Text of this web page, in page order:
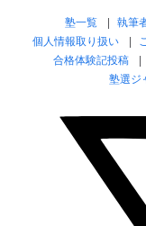
塾一覧 執筆
個人情報取り扱い
合格体験記投稿
塾選ジ